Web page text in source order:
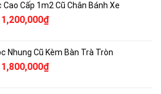
1,900,000₫.là:
1,500,000₫.
Cao Cấp 1m2 Cũ Chân Bánh Xe
Giá
1,860,000₫.
1,200,000₫Giá
là:
1,200,000₫.
Nhung Cũ Kèm Bàn Trà Tròn
Giá
1,800,000₫Giá